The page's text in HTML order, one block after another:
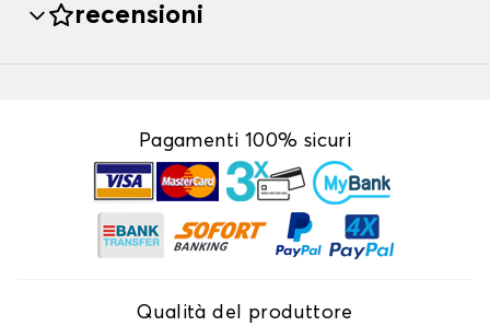
recensioni
Pagamenti 100% sicuri
Qualità del produttore